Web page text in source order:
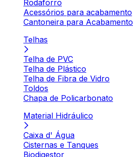
Rodaforro
Acessórios para acabamento
Cantoneira para Acabamento
Telhas
Telha de PVC
Telha de Plástico
Telha de Fibra de Vidro
Toldos
Chapa de Policarbonato
Material Hidráulico
Caixa d' Água
Cisternas e Tanques
Biodigestor